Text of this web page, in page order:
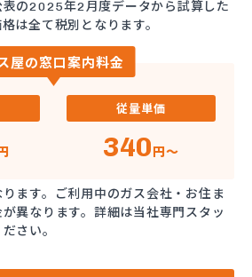
の2025年2月度データから試算した
は全て税別となります。
屋の窓口案内料金
従量単価
340円～
ます。ご利用中のガス会社・お住ま
異なります。詳細は当社専門スタッ
さい。